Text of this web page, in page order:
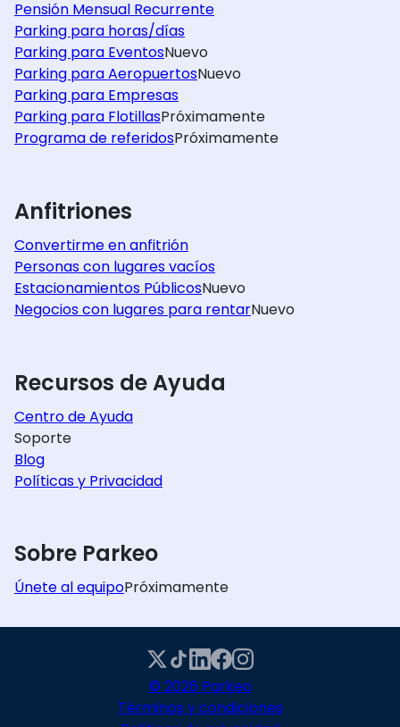
Pensión Mensual Recurrente
Parking para horas/días
Parking para EventosNuevo
Parking para AeropuertosNuevo
Parking para Empresas
Parking para FlotillasPróximamente
Programa de referidosPróximamente
Anfitriones
Convertirme en anfitrión
Personas con lugares vacíos
Estacionamientos PúblicosNuevo
Negocios con lugares para rentarNuevo
Recursos de Ayuda
Centro de Ayuda
Soporte
Blog
Políticas y Privacidad
Sobre Parkeo
Únete al equipoPróximamente
© 2026 Parkeo
Términos y condiciones